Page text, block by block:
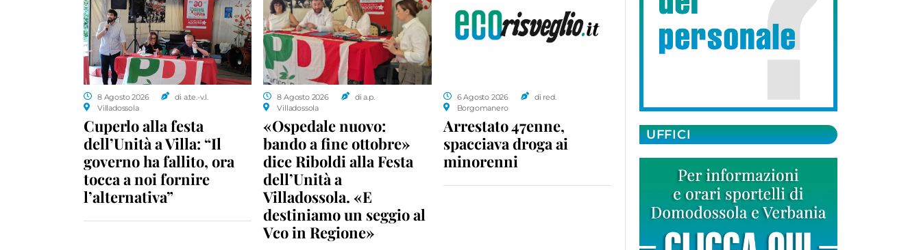
8 Agosto 2026
di a.te.-v.l.
Villadossola
Cuperlo alla festa
dell’Unità a Villa: “Il
governo ha fallito, ora
tocca a noi fornire
l’alternativa”
8 Agosto 2026
di a.p.
Villadossola
«Ospedale nuovo:
bando a fine ottobre»
dice Riboldi alla Festa
dell’Unità a
Villadossola. «E
destiniamo un seggio al
Vco in Regione»
6 Agosto 2026
di red.
Borgomanero
Arrestato 47enne,
spacciava droga ai
minorenni
UFFICI